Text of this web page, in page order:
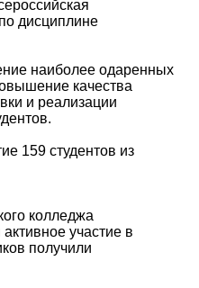
дисциплине
наиболее одаренных
качества
и реализации
159 студентов из
колледжа
участие в
получили